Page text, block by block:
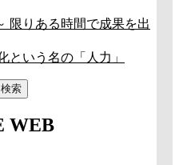
限りある時間で成果を出
という名の「人力」
WEB